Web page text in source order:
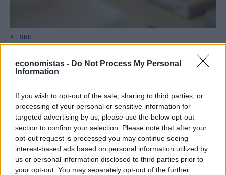
economistas - Do Not Process My Personal
Information
If you wish to opt-out of the sale, sharing to third parties, or
processing of your personal or sensitive information for
targeted advertising by us, please use the below opt-out
section to confirm your selection. Please note that after your
opt-out request is processed you may continue seeing
interest-based ads based on personal information utilized by
us or personal information disclosed to third parties prior to
your opt-out. You may separately opt-out of the further
ΔΙΕΘΝΗ
Η πρόταση για να πληρώνουν οι
καπνοβιομηχανίες 350 εκατ. ευρώ τον χρόνο
Με περισσότερα από 1.170 τετραγωνικά χιλιόμετρα γης να έχουν
καεί, η Γαλλία βιώνει μία από τις δυσκολότερες περιόδους των
τελευταίων ετών στο μέτωπο των πυρκαγιών. Μέσα σε αυτό το
κλίμα, πληθαίνουν οι προτάσεις για νέα μέτρα πρόληψης, με μία
από τις πιο συζητημένες να βάζει στο στόχαστρο τις
καπνοβιομηχανίες και το περιβαλλοντικό κόστος των
αποτσίγαρων.
NEWSROOM/ 07 Αυγ 2026